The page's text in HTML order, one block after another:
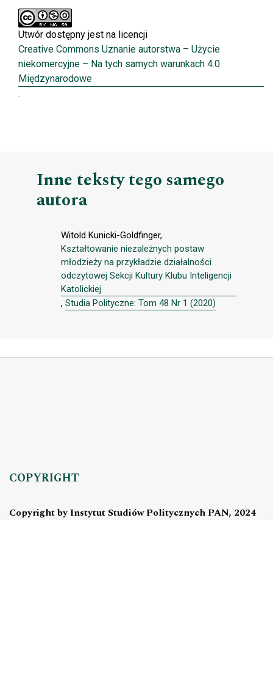
Utwór dostępny jest na licencji
Creative Commons Uznanie autorstwa – Użycie
niekomercyjne – Na tych samych warunkach 4.0
Międzynarodowe
.
Inne teksty tego samego
autora
Witold Kunicki-Goldfinger,
Kształtowanie niezależnych postaw
młodzieży na przykładzie działalności
odczytowej Sekcji Kultury Klubu Inteligencji
Katolickiej
, Studia Polityczne: Tom 48 Nr 1 (2020)
COPYRIGHT
Copyright by Instytut Studiów Politycznych PAN, 2024